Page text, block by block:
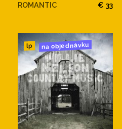
ROMANTIC € 33
lp na objednávku